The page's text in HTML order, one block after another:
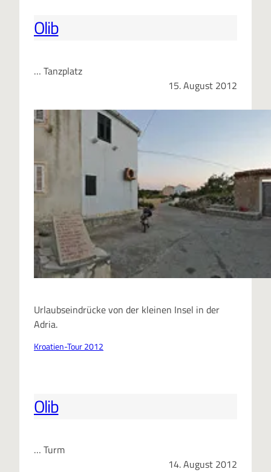
Olib
… Tanzplatz
15. August 2012
Urlaubseindrücke von der kleinen Insel in der
Adria.
Kroatien-Tour 2012
Olib
… Turm
14. August 2012